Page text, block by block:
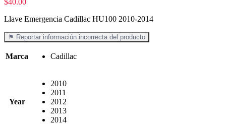
Llave Emergencia Cadillac HU100 2010-2014
⚑ Reportar información incorrecta del producto
Marca Cadillac
Year
2010
2011
2012
2013
2014